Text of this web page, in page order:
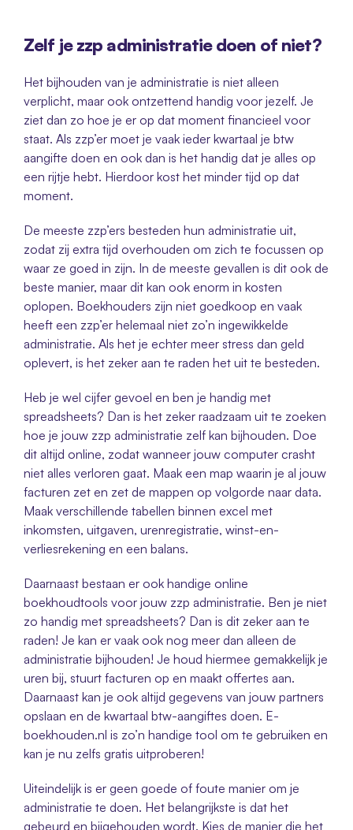
Zelf je zzp administratie doen of niet?
Het bijhouden van je administratie is niet alleen
verplicht, maar ook ontzettend handig voor jezelf. Je
ziet dan zo hoe je er op dat moment financieel voor
staat. Als zzp’er moet je vaak ieder kwartaal je btw
aangifte doen en ook dan is het handig dat je alles op
een rijtje hebt. Hierdoor kost het minder tijd op dat
moment.
De meeste zzp’ers besteden hun administratie uit,
zodat zij extra tijd overhouden om zich te focussen op
waar ze goed in zijn. In de meeste gevallen is dit ook de
beste manier, maar dit kan ook enorm in kosten
oplopen. Boekhouders zijn niet goedkoop en vaak
heeft een zzp’er helemaal niet zo’n ingewikkelde
administratie. Als het je echter meer stress dan geld
oplevert, is het zeker aan te raden het uit te besteden.
Heb je wel cijfer gevoel en ben je handig met
spreadsheets? Dan is het zeker raadzaam uit te zoeken
hoe je jouw zzp administratie zelf kan bijhouden. Doe
dit altijd online, zodat wanneer jouw computer crasht
niet alles verloren gaat. Maak een map waarin je al jouw
facturen zet en zet de mappen op volgorde naar data.
Maak verschillende tabellen binnen excel met
inkomsten, uitgaven, urenregistratie, winst-en-
verliesrekening en een balans.
Daarnaast bestaan er ook handige online
boekhoudtools voor jouw zzp administratie. Ben je niet
zo handig met spreadsheets? Dan is dit zeker aan te
raden! Je kan er vaak ook nog meer dan alleen de
administratie bijhouden! Je houd hiermee gemakkelijk je
uren bij, stuurt facturen op en maakt offertes aan.
Daarnaast kan je ook altijd gegevens van jouw partners
opslaan en de kwartaal btw-aangiftes doen. E-
boekhouden.nl is zo’n handige tool om te gebruiken en
kan je nu zelfs gratis uitproberen!
Uiteindelijk is er geen goede of foute manier om je
administratie te doen. Het belangrijkste is dat het
gebeurd en bijgehouden wordt. Kies de manier die het